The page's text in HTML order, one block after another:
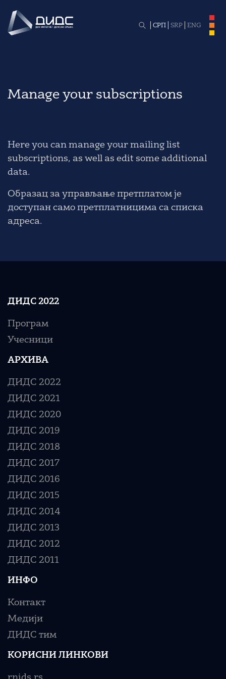
СРП SRP ENG
Manage your subscriptions
Here you can manage your mailing list
subscriptions, as well as edit some additional
data.
Образац за управљање претплатом је
доступан само претплатницима са списка
адреса.
ДИДС 2022
Програм
Учесници
АРХИВА
ДИДС 2022
ДИДС 2021
ДИДС 2020
ДИДС 2019
ДИДС 2018
ДИДС 2017
ДИДС 2016
ДИДС 2015
ДИДС 2014
ДИДС 2013
ДИДС 2012
ДИДС 2011
ИНФО
Контакт
Медији
ДИДС тим
КОРИСНИ ЛИНКОВИ